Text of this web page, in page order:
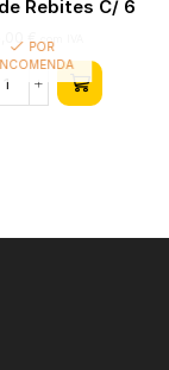
Rebites C/ 6
Rebite
POR